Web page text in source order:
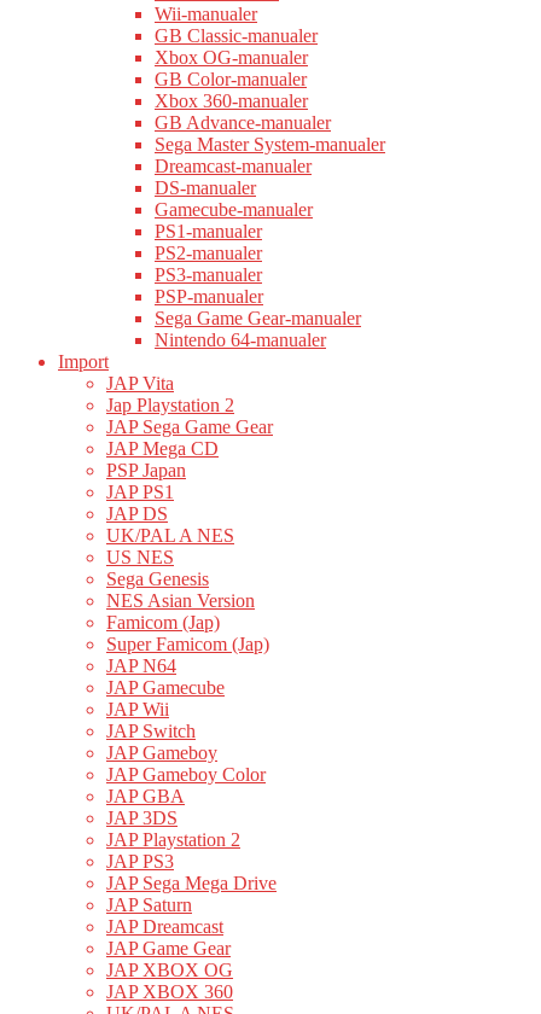
Wii-manualer
GB Classic-manualer
Xbox OG-manualer
GB Color-manualer
Xbox 360-manualer
GB Advance-manualer
Sega Master System-manualer
Dreamcast-manualer
DS-manualer
Gamecube-manualer
PS1-manualer
PS2-manualer
PS3-manualer
PSP-manualer
Sega Game Gear-manualer
Nintendo 64-manualer
Import
JAP Vita
Jap Playstation 2
JAP Sega Game Gear
JAP Mega CD
PSP Japan
JAP PS1
JAP DS
UK/PAL A NES
US NES
Sega Genesis
NES Asian Version
Famicom (Jap)
Super Famicom (Jap)
JAP N64
JAP Gamecube
JAP Wii
JAP Switch
JAP Gameboy
JAP Gameboy Color
JAP GBA
JAP 3DS
JAP Playstation 2
JAP PS3
JAP Sega Mega Drive
JAP Saturn
JAP Dreamcast
JAP Game Gear
JAP XBOX OG
JAP XBOX 360